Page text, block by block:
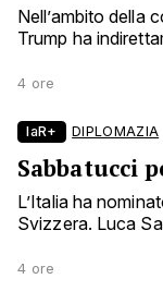
Nell’ambito della
Trump ha
4 ore
laR+ DIPLOMAZIA
Sabbatucci
L’Italia ha
Svizzera. Luca
4 ore